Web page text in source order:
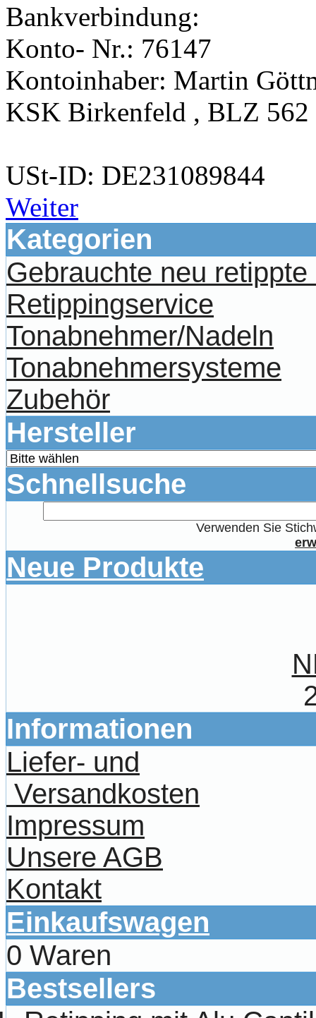
Bankverbindung:
Konto- Nr.: 76147
Kontoinhaber: Martin
KSK Birkenfeld , BLZ 562
USt-ID: DE231089844
Weiter
Kategorien
Gebrauchte neu
Retippingservice
Tonabnehmer/Nadeln
Tonabnehmersysteme
Zubehör
Hersteller
Schnellsuche
Verwenden Sie
Neue Produkte
Informationen
Liefer- und
Versandkosten
Impressum
Unsere AGB
Kontakt
Einkaufswagen
0 Waren
Bestsellers